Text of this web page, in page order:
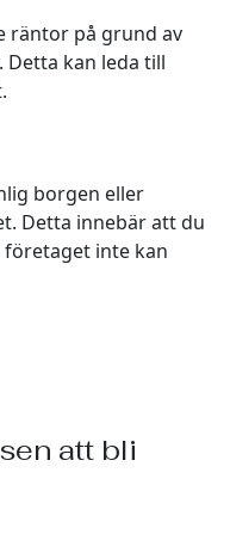
räntor på grund av
kan leda till
borgen eller
Detta innebär att du
inte kan
att bli